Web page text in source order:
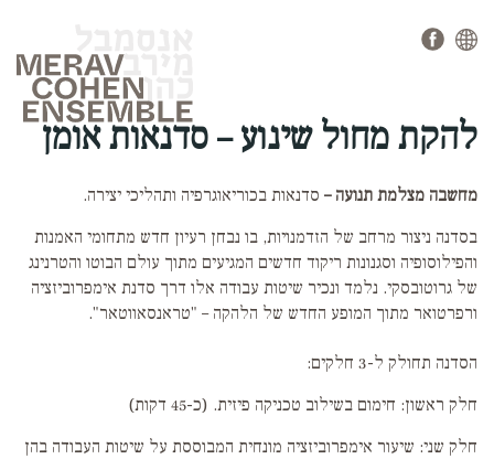
להקת מחול שינוע – סדנאות אומן
מחשבה מצלמת תנועה – סדנאות בכוריאוגרפיה ותהליכי יצירה.
בסדנה ניצור מרחב של הזדמנויות, בו נבחן רעיון חדש מתחומי האמנות
והפילוסופיה וסגנונות ריקוד חדשים המגיעים מתוך עולם הבוטו והטרנינג
של גרוטובסקי. נלמד ונכיר שיטות עבודה אלו דרך סדנת אימפרוביזציה
ורפרטואר מתוך המופע החדש של הלהקה – "טראנסאווטאר".
הסדנה תחולק ל-3 חלקים:
חלק ראשון: חימום בשילוב טכניקה פיזית. (כ-45 דקות)
חלק שני: שיעור אימפרוביזציה מונחית המבוססת על שיטות העבודה בהן